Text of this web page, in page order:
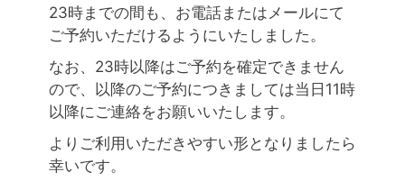
23時までの間も、お電話またはメールにて
ご予約いただけるようにいたしました。
なお、23時以降はご予約を確定できません
ので、以降のご予約につきましては当日11時
以降にご連絡をお願いいたします。
よりご利用いただきやすい形となりましたら
幸いです。